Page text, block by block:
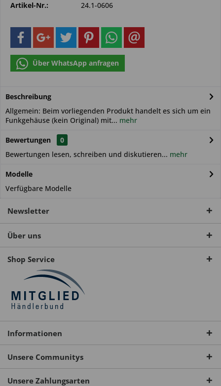
Artikel-Nr.: 24.1-0606
Über WhatsApp anfragen
Beschreibung
Allgemein: Beim vorliegenden Produkt handelt es sich um ein
Funkgehäuse (kein Original) mit... mehr
Bewertungen
0
Bewertungen lesen, schreiben und diskutieren... mehr
Modelle
Verfügbare Modelle
Newsletter
Über uns
Shop Service
Informationen
Unsere Communitys
Unsere Zahlungsarten